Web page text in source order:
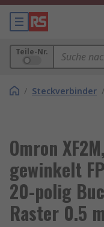
Teile-Nr.
/ Steckverbinder /
Omron
gewinkelt
20-polig
Raster 0.5